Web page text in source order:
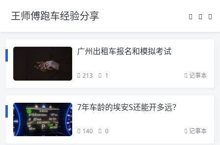
王师傅跑车经验分享
广州出租车报名和模拟考试
213 1 记事本
7年车龄的埃安S还能开多远？
140 0 记事本